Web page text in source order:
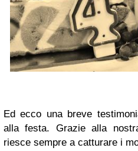
Ed ecco una breve
alla festa. Grazie alla
riesce sempre a catturare i